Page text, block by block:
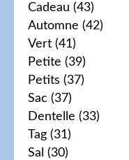
Cadeau (43)
Automne (42)
Vert (41)
Petite (39)
Petits (37)
Sac (37)
Dentelle (33)
Tag (31)
Sal (30)